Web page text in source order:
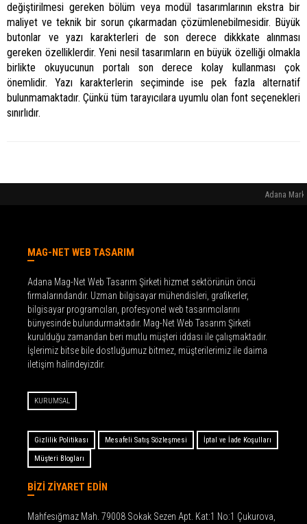
değiştirilmesi gereken bölüm veya modül tasarımlarının ekstra bir
maliyet ve teknik bir sorun çıkarmadan çözümlenebilmesidir. Büyük
butonlar ve yazı karakterleri de son derece dikkkate alınması
gereken özelliklerdir. Yeni nesil tasarımların en büyük özelliği olmakla
birlikte okuyucunun portalı son derece kolay kullanması çok
önemlidir. Yazı karakterlerin seçiminde ise pek fazla alternatif
bulunmamaktadır. Çünkü tüm tarayıcılara uyumlu olan font seçenekleri
sınırlıdır.
Adana
MAG-NET WEB TASARIM
Adana Mag-Net Web Tasarım Şirketi hizmet sektörünün öncü
firmalarındandır. Uzman bilgisayar mühendisleri, grafikerler,
bilgisayar programcıları, profesyonel web tasarımcılarını
bünyesinde bulundurmaktadır. Mag-Net Web Tasarım Şirketi
kurulduğu zamandan beri mutlu müşteri iddası ile çalışmaktadır.
İşlerimiz bitse bile dostluğumuz bitmez, müşterilerimiz ile daima
iletişim halindeyizdir.
KURUMSAL
Gizlilik Politikası Mesafeli Satış Sözleşmesi İptal ve İade Koşulları
Müşteri Blogları
BİZİ ZİYARET EDİN
Mahfesığmaz Mah. 79008 Sokak Sezen Apt. Kat:1 No:1 Çukurova,